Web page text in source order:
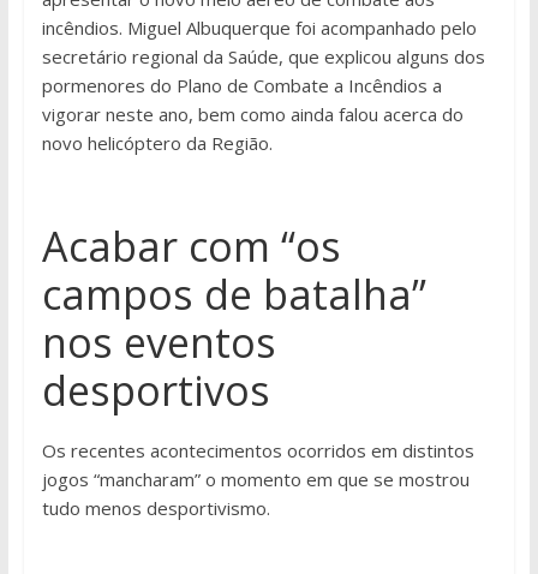
incêndios. Miguel Albuquerque foi acompanhado pelo
secretário regional da Saúde, que explicou alguns dos
pormenores do Plano de Combate a Incêndios a
vigorar neste ano, bem como ainda falou acerca do
novo helicóptero da Região.
Acabar com “os
campos de batalha”
nos eventos
desportivos
Os recentes acontecimentos ocorridos em distintos
jogos “mancharam” o momento em que se mostrou
tudo menos desportivismo.